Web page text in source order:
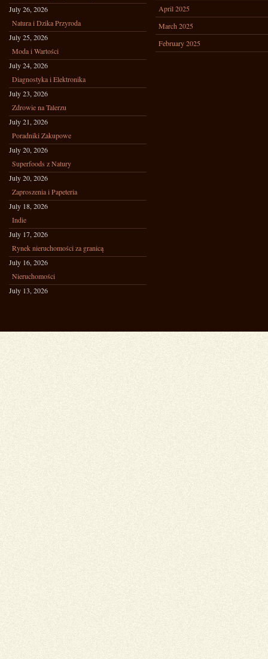
July 26, 2026
Natura i Dzika Przyroda
July 25, 2026
Moda i Wartości
July 24, 2026
Diagnostyka i Elektronika
July 23, 2026
Zdrowie na Talerzu
July 21, 2026
Poradniki Zakupowe
July 20, 2026
Superfoods z Natury
July 20, 2026
Zaproszenia i Papeteria
July 18, 2026
Indie
July 17, 2026
Rynek nieruchomości za granicą
July 16, 2026
Nieruchomości
July 13, 2026
April 2025
March 2025
February 2025